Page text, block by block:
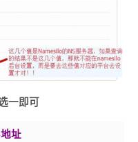
一即可
址